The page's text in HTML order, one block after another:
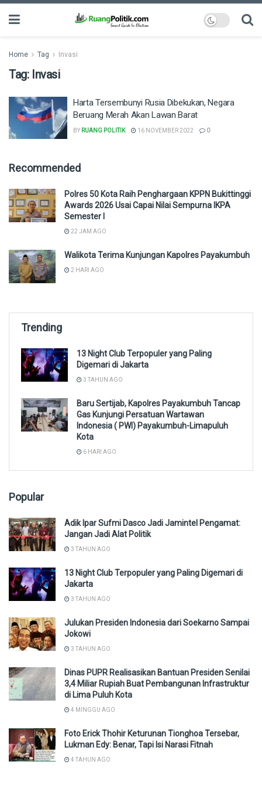
Home Tag Invasi
Tag: Invasi
Harta Tersembunyi Rusia Dibekukan, Negara
Beruang Merah Akan Lawan Barat
BY RUANG POLITIK 16 NOVEMBER 2022 0
Recommended
Polres 50 Kota Raih Penghargaan KPPN Bukittinggi
Awards 2026 Usai Capai Nilai Sempurna IKPA
Semester I
22 JAM AGO
Walikota Terima Kunjungan Kapolres Payakumbuh
2 HARI AGO
Trending
13 Night Club Terpopuler yang Paling
Digemari di Jakarta
3 TAHUN AGO
Baru Sertijab, Kapolres Payakumbuh Tancap
Gas Kunjungi Persatuan Wartawan
Indonesia ( PWI) Payakumbuh-Limapuluh
Kota
6 HARI AGO
Popular
Adik Ipar Sufmi Dasco Jadi Jamintel Pengamat:
Jangan Jadi Alat Politik
3 TAHUN AGO
13 Night Club Terpopuler yang Paling Digemari di
Jakarta
3 TAHUN AGO
Julukan Presiden Indonesia dari Soekarno Sampai
Jokowi
3 TAHUN AGO
Dinas PUPR Realisasikan Bantuan Presiden Senilai
3,4 Miliar Rupiah Buat Pembangunan Infrastruktur
di Lima Puluh Kota
4 MINGGU AGO
Foto Erick Thohir Keturunan Tionghoa Tersebar,
Lukman Edy: Benar, Tapi Isi Narasi Fitnah
4 TAHUN AGO